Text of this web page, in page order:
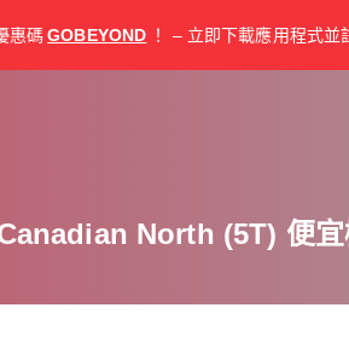
惠碼 GOBEYOND ！ – 立即下載應用程式並
North (5T) 便